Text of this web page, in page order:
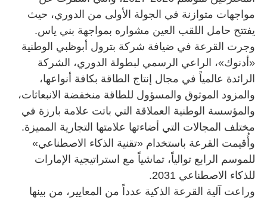
مواجهات متوازنة في الجولة الأولى من الدوري، حيث
يفتتح حامل اللقب العين مشواره بمواجهة بني ياس.
وجرت القرعة في ضيافة شركة بترول أبوظبي الوطنية
«أدنوك»، الراعي الرسمي لبطولة الدوري، الشركة
الرائدة عالمياً في مجال إنتاج الطاقة بكافة أنواعها،
والمزود الموثوق والمسؤول للطاقة منخفضة الانبعاثات،
والمؤسسة الوطنية العملاقة التي باتت علامة بارزة في
مختلف المجالات التي أضاءتها علامتها التجارية المميزة.
وأُقيمت القرعة باستخدام «تقنية الذكاء الاصطناعي»
للموسم الرابع توالياً، تماشياً مع استراتيجية الإمارات
للذكاء الاصطناعي 2031.
وراعت آلية القرعة الذكية عدداً من المعايير، من بينها